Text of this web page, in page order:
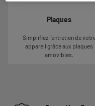
Plaques
Simplifiez l’entretien de
appareil grâce aux plaques
amovibles.